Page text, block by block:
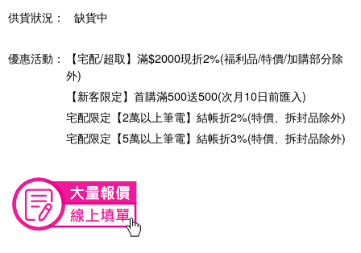
供貨狀況：
缺貨中
優惠活動：
【宅配/超取】滿$2000現折2%(福利品/特價/加購部分除
外)
【新客限定】首購滿500送500(次月10日前匯入)
宅配限定【2萬以上筆電】結帳折2%(特價、拆封品除外)
宅配限定【5萬以上筆電】結帳折3%(特價、拆封品除外)